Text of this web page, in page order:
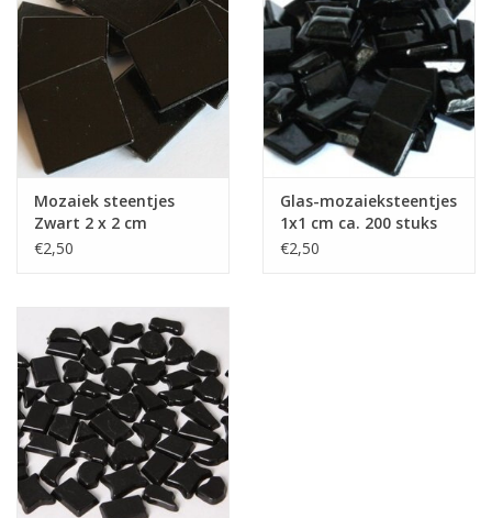
Mozaiekbank.nl
Kant-en-klare mozaïekwerken
Mozaiek steentjes
Zwart 2 x 2 cm
€2,50
Glas-mozaieksteentjes
1x1 cm ca. 200 stuks
Zwart
€2,50